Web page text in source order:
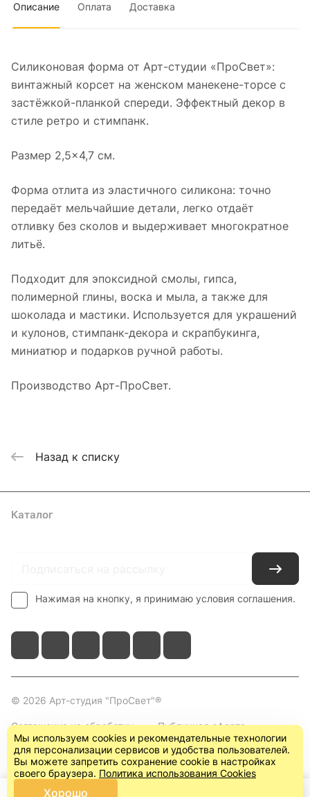
Описание Оплата Доставка
Силиконовая форма от Арт-студии «ПроСвет»:
винтажный корсет на женском манекене-торсе с
застёжкой-планкой спереди. Эффектный декор в
стиле ретро и стимпанк.
Размер 2,5×4,7 см.
Форма отлита из эластичного силикона: точно
передаёт мельчайшие детали, легко отдаёт
отливку без сколов и выдерживает многократное
литьё.
Подходит для эпоксидной смолы, гипса,
полимерной глины, воска и мыла, а также для
шоколада и мастики. Используется для украшений
и кулонов, стимпанк-декора и скрапбукинга,
миниатюр и подарков ручной работы.
Производство Арт-ПроСвет.
Назад к списку
Каталог
Нажимая на кнопку, я принимаю условия соглашения.
© 2026 Арт-студия "ПроСвет"®
Соглашение на обработку
персональных данных
Публичная оферта
(пользовательское
соглашение)
Мы используем cookies и рекомендательные технологии
для персонализации сервисов и удобства пользователей.
Вы можете запретить сохранение cookie в настройках
своего браузера. Политика использования Cookies
Хорошо